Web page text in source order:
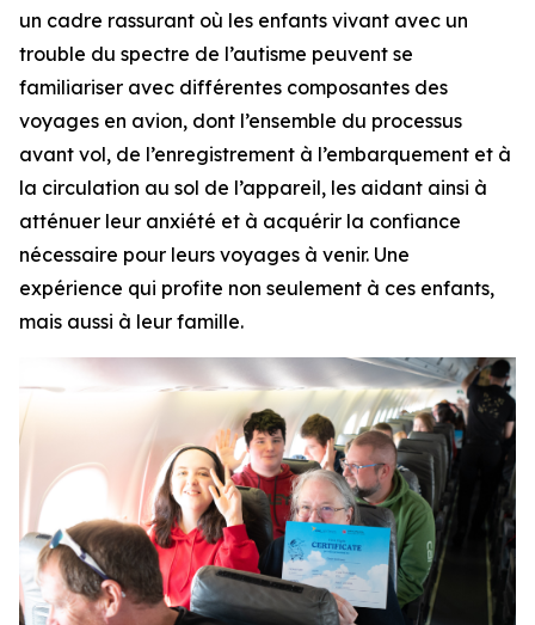
un cadre rassurant où les enfants vivant avec un
trouble du spectre de l’autisme peuvent se
familiariser avec différentes composantes des
voyages en avion, dont l’ensemble du processus
avant vol, de l’enregistrement à l’embarquement et à
la circulation au sol de l’appareil, les aidant ainsi à
atténuer leur anxiété et à acquérir la confiance
nécessaire pour leurs voyages à venir. Une
expérience qui profite non seulement à ces enfants,
mais aussi à leur famille.